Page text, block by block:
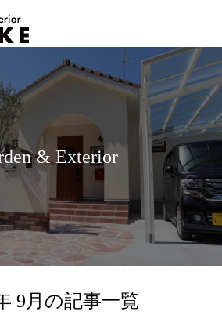
& Exterior
9月の記事一覧